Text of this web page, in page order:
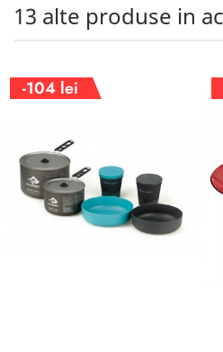
13 alte produse in
-104 lei